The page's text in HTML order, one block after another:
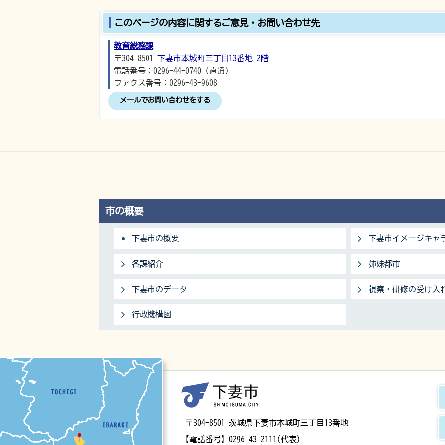
このページの内容に関するご意見・お問い合わせ先
教育総務課
〒304-8501 下妻市本城町三丁目13番地 2階
電話番号：0296-44-0740（直通）
ファクス番号：0296-43-9608
メールでお問い合わせをする
市の概要
下妻市の概要 下妻市イメージキャ
各課紹介 姉妹都市
下妻市のデータ 視察・研修の受け入
行政機構図
〒304-8501 茨城県下妻市本城町三丁目13番地
【電話番号】 0296-43-2111(代表)